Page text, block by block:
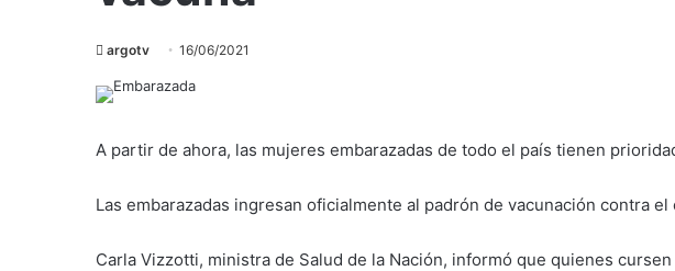
argotv 16/06/2021
A partir de ahora, las mujeres embarazadas de todo el país tienen
Las embarazadas ingresan oficialmente al padrón de vacunación contra
Carla Vizzotti, ministra de Salud de la Nación, informó que quienes